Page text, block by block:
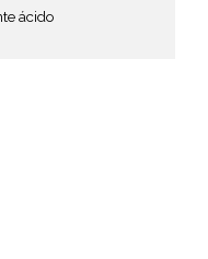
acidez
ácido